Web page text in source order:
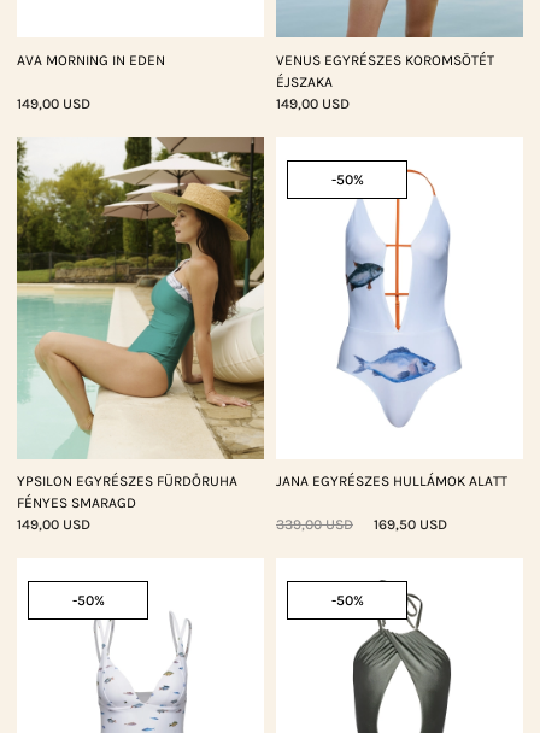
AVA MORNING IN EDEN
149,00 USD
VENUS EGYRÉSZES KOROMSÖTÉT
ÉJSZAKA
149,00 USD
YPSILON EGYRÉSZES FÜRDŐRUHA
FÉNYES SMARAGD
149,00 USD
-50%
JANA EGYRÉSZES HULLÁMOK ALATT
339,00 USD 169,50 USD
-50% -50%